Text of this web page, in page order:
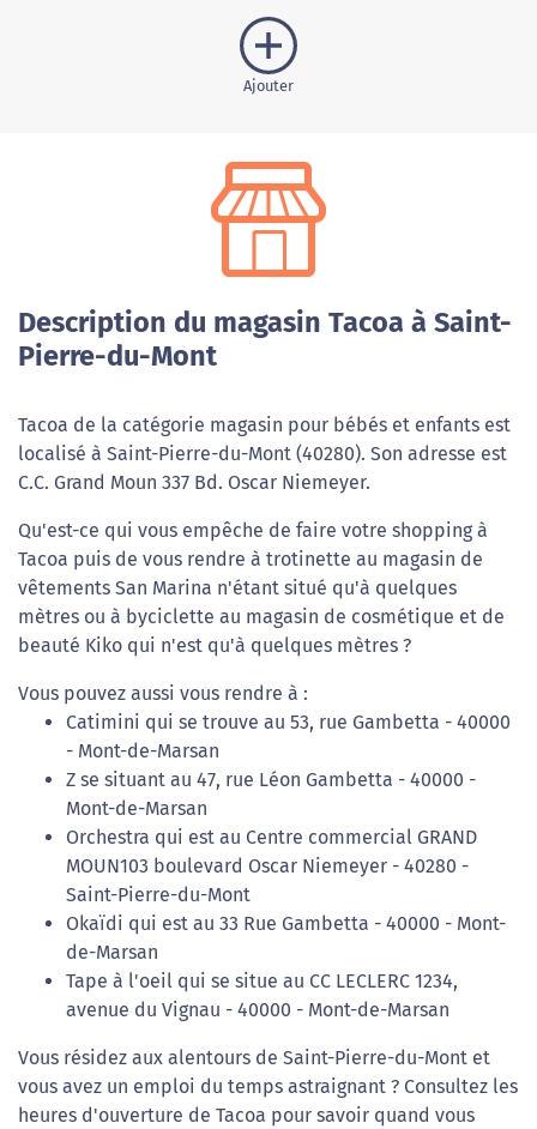
Ajouter
Description du magasin Tacoa à Saint-
Pierre-du-Mont
Tacoa de la catégorie magasin pour bébés et enfants est
localisé à Saint-Pierre-du-Mont (40280). Son adresse est
C.C. Grand Moun 337 Bd. Oscar Niemeyer.
Qu'est-ce qui vous empêche de faire votre shopping à
Tacoa puis de vous rendre à trotinette au magasin de
vêtements San Marina n'étant situé qu'à quelques
mètres ou à byciclette au magasin de cosmétique et de
beauté Kiko qui n'est qu'à quelques mètres ?
Vous pouvez aussi vous rendre à :
Catimini qui se trouve au 53, rue Gambetta - 40000
- Mont-de-Marsan
Z se situant au 47, rue Léon Gambetta - 40000 -
Mont-de-Marsan
Orchestra qui est au Centre commercial GRAND
MOUN103 boulevard Oscar Niemeyer - 40280 -
Saint-Pierre-du-Mont
Okaïdi qui est au 33 Rue Gambetta - 40000 - Mont-
de-Marsan
Tape à l'oeil qui se situe au CC LECLERC 1234,
avenue du Vignau - 40000 - Mont-de-Marsan
Vous résidez aux alentours de Saint-Pierre-du-Mont et
vous avez un emploi du temps astraignant ? Consultez les
heures d'ouverture de Tacoa pour savoir quand vous